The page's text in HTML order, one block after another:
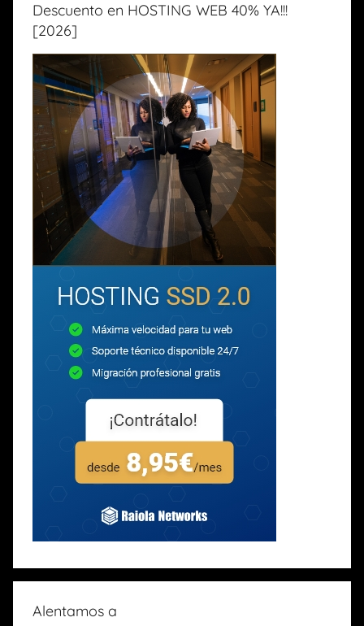
Descuento en HOSTING WEB 40% YA!!!
[2026]
Alentamos a